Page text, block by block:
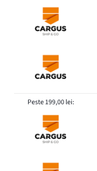
Peste 199,00 lei: